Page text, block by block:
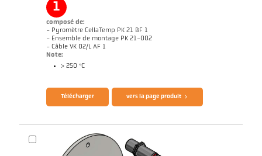
1
composé de:
- Pyromètre CellaTemp PK 21 BF 1
- Ensemble de montage PK 21-002
- Câble VK 02/L AF 1
Note:
> 250 °C
Télécharger vers la page produit